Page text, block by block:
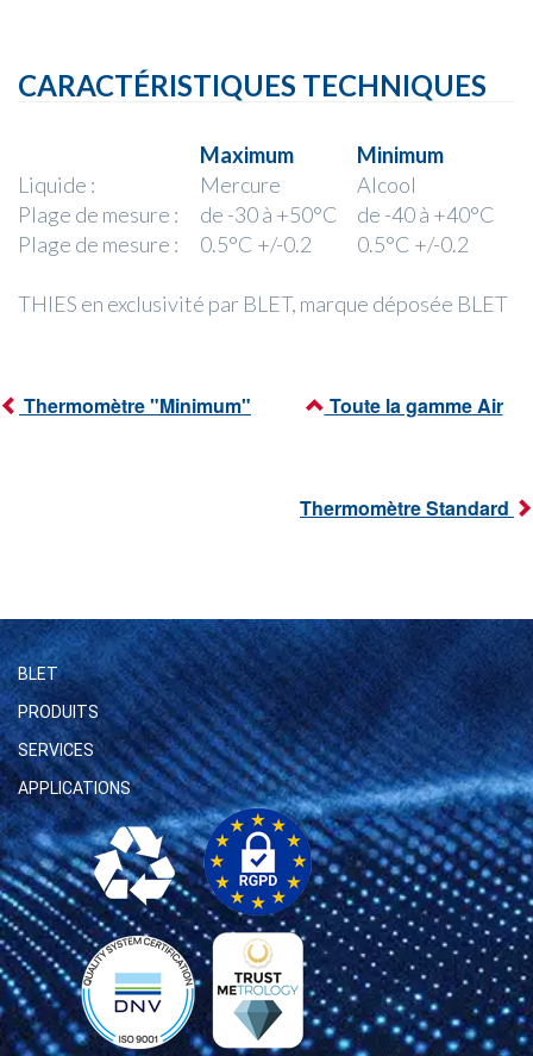
CARACTÉRISTIQUES TECHNIQUES
Maximum
Minimum
Liquide :
Mercure
Alcool
Plage de mesure :
de -30 à +50°C
de -40 à +40°C
Plage de mesure :
0.5°C +/-0.2 0.5°C +/-0.2
THIES en exclusivité par BLET, marque déposée BLET
Thermomètre "Minimum" Toute la gamme Air
Thermomètre Standard
BLET
PRODUITS
SERVICES
APPLICATIONS